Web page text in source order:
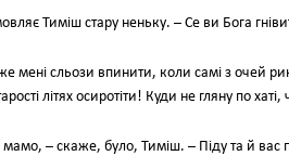
Тиміш стару неньку. – Се ви Бога
мені сльози впинити, коли самі з очей
літях осиротіти! Куди не гляну по
– скаже, було, Тиміш. – Піду та й вас